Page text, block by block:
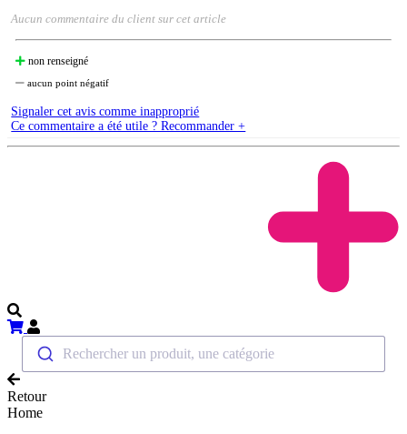
Aucun commentaire du client sur cet article
non renseigné
aucun point négatif
Signaler cet avis comme inapproprié
Ce commentaire a été utile ? Recommander +
Rechercher un produit, une catégorie
Retour
Home